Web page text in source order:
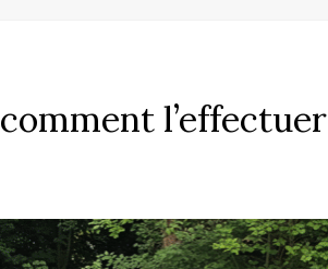
l’effectuer